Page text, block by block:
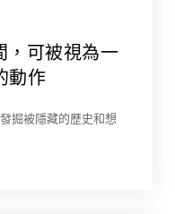
，可被視為一
動作
掘被隱藏的歷史和想